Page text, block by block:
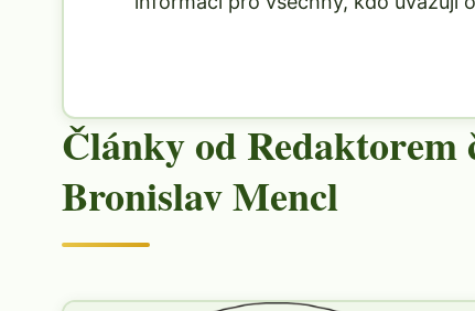
Články od Redaktorem
Bronislav Mencl